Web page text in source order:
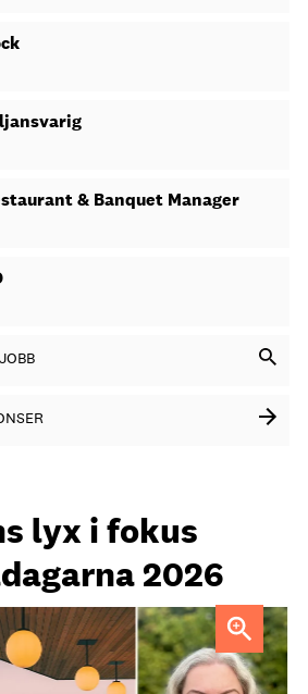
& Banquet Manager
lyx i fokus
2026
Sara Hellgren, Svenska Spahotell